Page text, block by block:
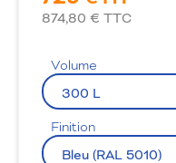
874,80 € TTC
Volume
Finition